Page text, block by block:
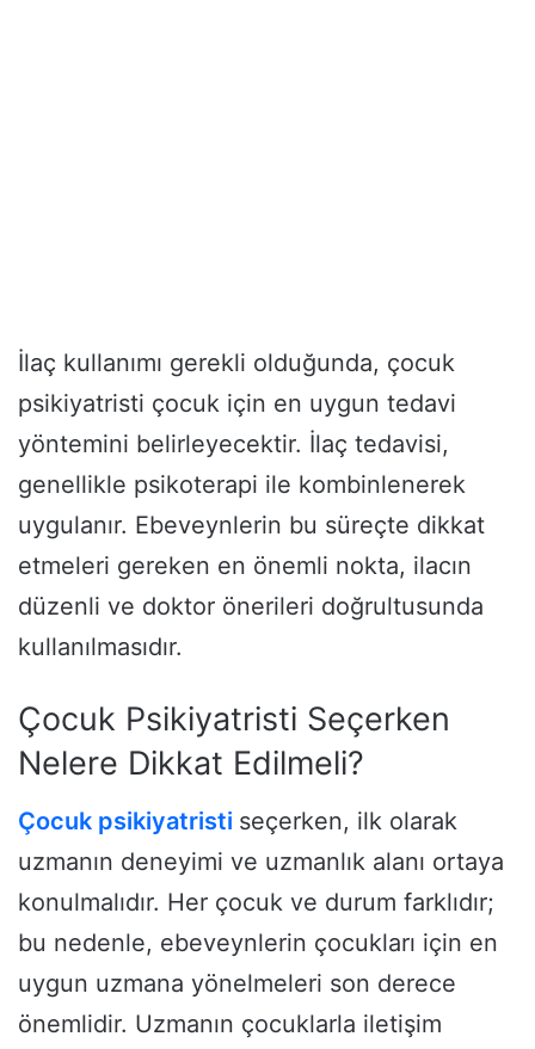
İlaç kullanımı gerekli olduğunda, çocuk
psikiyatristi çocuk için en uygun tedavi
yöntemini belirleyecektir. İlaç tedavisi,
genellikle psikoterapi ile kombinlenerek
uygulanır. Ebeveynlerin bu süreçte dikkat
etmeleri gereken en önemli nokta, ilacın
düzenli ve doktor önerileri doğrultusunda
kullanılmasıdır.
Çocuk Psikiyatristi Seçerken
Nelere Dikkat Edilmeli?
Çocuk psikiyatristi seçerken, ilk olarak
uzmanın deneyimi ve uzmanlık alanı ortaya
konulmalıdır. Her çocuk ve durum farklıdır;
bu nedenle, ebeveynlerin çocukları için en
uygun uzmana yönelmeleri son derece
önemlidir. Uzmanın çocuklarla iletişim